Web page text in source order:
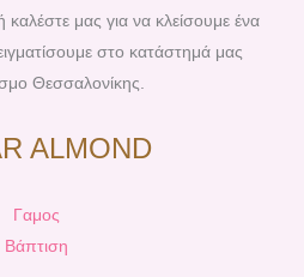
μας για να κλείσουμε ένα
στο κατάστημά μας
Θεσσαλονίκης.
ALMOND
Γαμος
Βάπτιση